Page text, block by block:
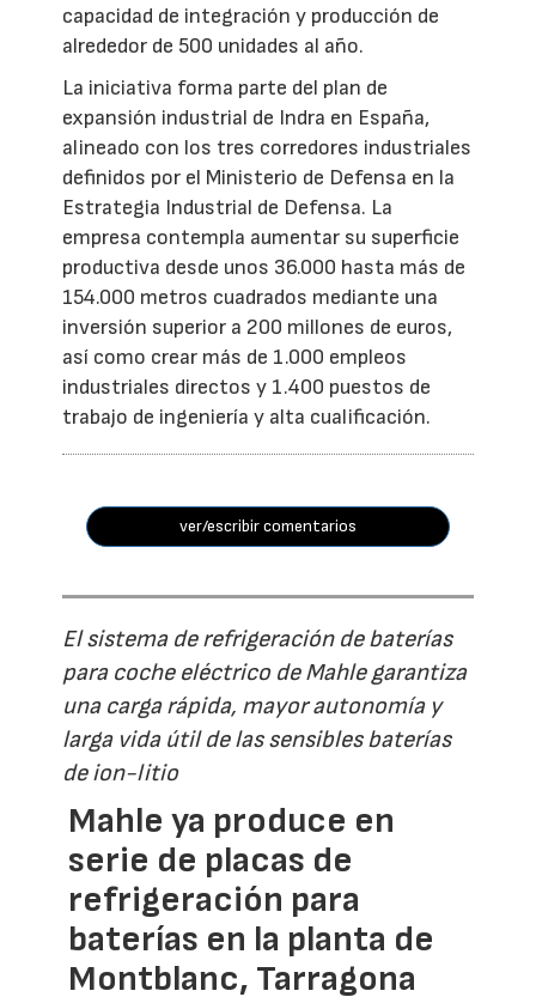
capacidad de integración y producción de
alrededor de 500 unidades al año.
La iniciativa forma parte del plan de
expansión industrial de Indra en España,
alineado con los tres corredores industriales
definidos por el Ministerio de Defensa en la
Estrategia Industrial de Defensa. La
empresa contempla aumentar su superficie
productiva desde unos 36.000 hasta más de
154.000 metros cuadrados mediante una
inversión superior a 200 millones de euros,
así como crear más de 1.000 empleos
industriales directos y 1.400 puestos de
trabajo de ingeniería y alta cualificación.
ver/escribir comentarios
El sistema de refrigeración de baterías
para coche eléctrico de Mahle garantiza
una carga rápida, mayor autonomía y
larga vida útil de las sensibles baterías
de ion-litio
Mahle ya produce en
serie de placas de
refrigeración para
baterías en la planta de
Montblanc, Tarragona